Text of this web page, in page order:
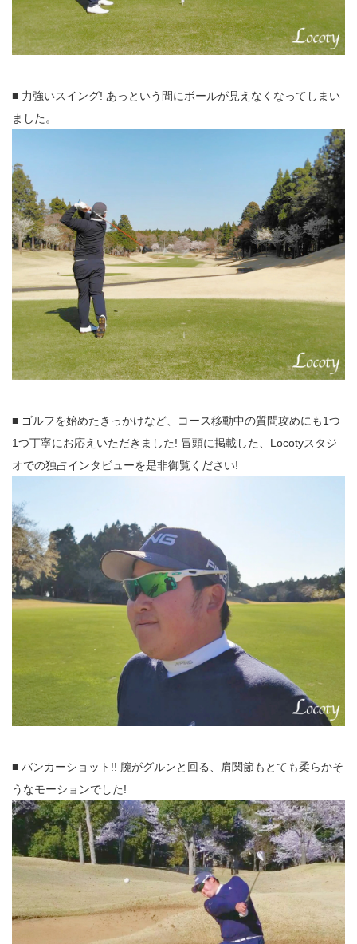
■ 力強いスイング! あっという間にボールが見えなくなってしまい
ました。
■ ゴルフを始めたきっかけなど、コース移動中の質問攻めにも1つ
1つ丁寧にお応えいただきました! 冒頭に掲載した、Locotyスタジ
オでの独占インタビューを是非御覧ください!
■ バンカーショット!! 腕がグルンと回る、肩関節もとても柔らかそ
うなモーションでした!